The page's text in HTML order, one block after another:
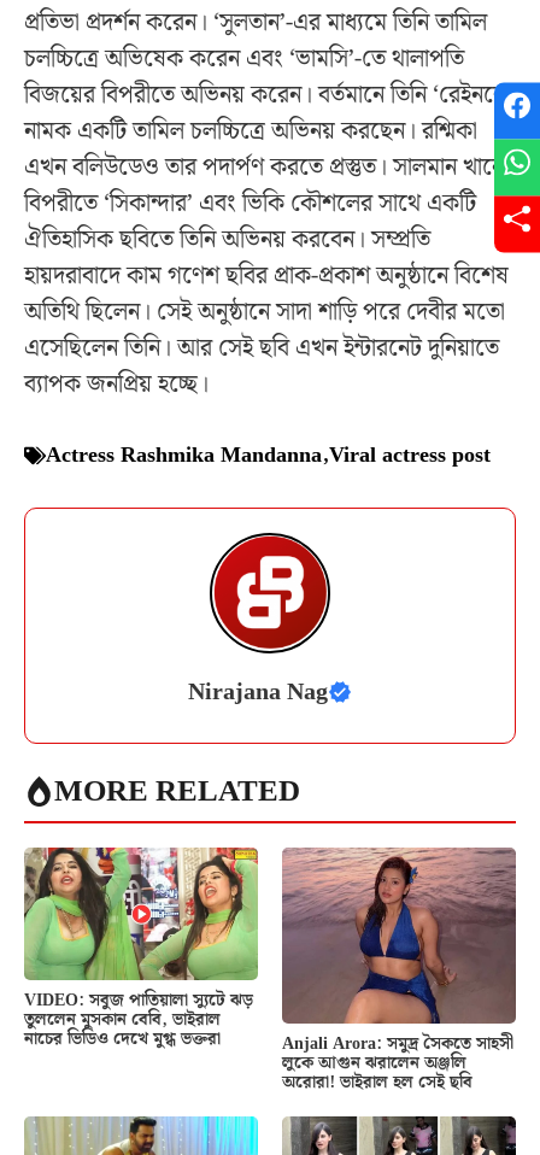
প্রতিভা প্রদর্শন করেন। ‘সুলতান’-এর মাধ্যমে তিনি তামিল
চলচ্চিত্রে অভিষেক করেন এবং ‘ভামসি’-তে থালাপতি
বিজয়ের বিপরীতে অভিনয় করেন। বর্তমানে তিনি ‘রেইনবো’
নামক একটি তামিল চলচ্চিত্রে অভিনয় করছেন। রশ্মিকা
এখন বলিউডেও তার পদার্পণ করতে প্রস্তুত। সালমান খানের
বিপরীতে ‘সিকান্দার’ এবং ভিকি কৌশলের সাথে একটি
ঐতিহাসিক ছবিতে তিনি অভিনয় করবেন। সম্প্রতি
হায়দরাবাদে কাম গণেশ ছবির প্রাক-প্রকাশ অনুষ্ঠানে বিশেষ
অতিথি ছিলেন। সেই অনুষ্ঠানে সাদা শাড়ি পরে দেবীর মতো
এসেছিলেন তিনি। আর সেই ছবি এখন ইন্টারনেট দুনিয়াতে
ব্যাপক জনপ্রিয় হচ্ছে।
Actress Rashmika Mandanna,Viral actress post
Nirajana Nag
MORE RELATED
VIDEO: সবুজ পাতিয়ালা স্যুটে ঝড়
তুললেন মুসকান বেবি, ভাইরাল
নাচের ভিডিও দেখে মুগ্ধ ভক্তরা Anjali Arora: সমুদ্র সৈকতে সাহসী
লুকে আগুন ঝরালেন অঞ্জলি
অরোরা! ভাইরাল হল সেই ছবি